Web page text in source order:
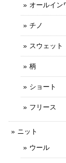
オールイン
チノ
スウェット
柄
ショート
フリース
ニット
ウール